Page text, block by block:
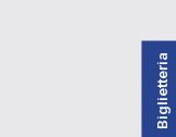
Biglietteria